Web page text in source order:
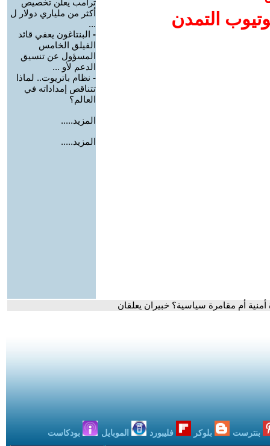
التمدن
ترامب يعلن تخصيص
أكثر من ملياري دولار ل
...
- البنتاغون يعفي قائد
الفيلق الخامس
المسؤول عن تنسيق
الدعم لأو ...
- نظام باتريوت.. لماذا
تتناقص إمداداته في
العالم؟
المزيد.....
المزيد.....
أم مقامرة سياسية؟ خبيران يعلقان
بنترست بلوكر فليبورد الموبايل بودكاست